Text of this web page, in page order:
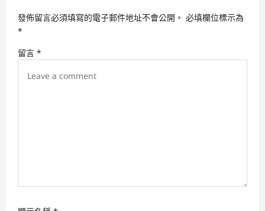
a
t
i
發佈留言必須填寫的電子郵件地址不會公開。 必填欄位標示為
*
留言 *